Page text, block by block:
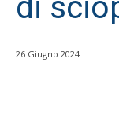
26 Giugno 2024